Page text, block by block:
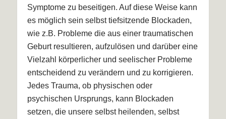
Symptome zu beseitigen. Auf diese Weise kann
es möglich sein selbst tiefsitzende Blockaden,
wie z.B. Probleme die aus einer traumatischen
Geburt resultieren, aufzulösen und darüber eine
Vielzahl körperlicher und seelischer Probleme
entscheidend zu verändern und zu korrigieren.
Jedes Trauma, ob physischen oder
psychischen Ursprungs, kann Blockaden
setzen, die unsere selbst heilenden, selbst